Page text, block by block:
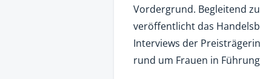
Vordergrund. Begleitend
veröffentlicht das
Interviews der
rund um Frauen in